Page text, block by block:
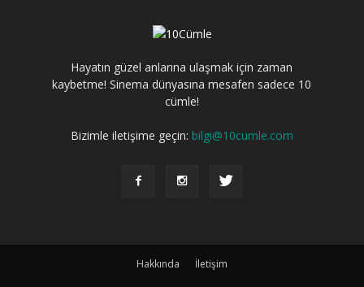
Hayatın güzel anlarına ulaşmak için zaman
kaybetme! Sinema dünyasına mesafen sadece 10
cümle!
Bizimle iletişime geçin: bilgi@10cumle.com
Hakkında
İletişim